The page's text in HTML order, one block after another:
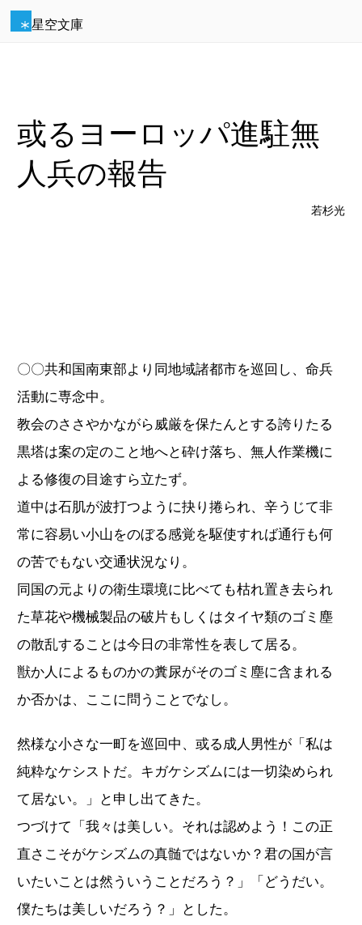
星空文庫
或るヨーロッパ進駐無
人兵の報告
若杉光
〇〇共和国南東部より同地域諸都市を巡回し、命兵
活動に専念中。
教会のささやかながら威厳を保たんとする誇りたる
黒塔は案の定のこと地へと砕け落ち、無人作業機に
よる修復の目途すら立たず。
道中は石肌が波打つように抉り捲られ、辛うじて非
常に容易い小山をのぼる感覚を駆使すれば通行も何
の苦でもない交通状況なり。
同国の元よりの衛生環境に比べても枯れ置き去られ
た草花や機械製品の破片もしくはタイヤ類のゴミ塵
の散乱することは今日の非常性を表して居る。
獣か人によるものかの糞尿がそのゴミ塵に含まれる
か否かは、ここに問うことでなし。
然様な小さな一町を巡回中、或る成人男性が「私は
純粋なケシストだ。キガケシズムには一切染められ
て居ない。」と申し出てきた。
つづけて「我々は美しい。それは認めよう！この正
直さこそがケシズムの真髄ではないか？君の国が言
いたいことは然ういうことだろう？」「どうだい。
僕たちは美しいだろう？」とした。